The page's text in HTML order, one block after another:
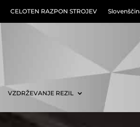
CELOTEN RAZPON STROJEV
VZDRŽEVANJE REZIL